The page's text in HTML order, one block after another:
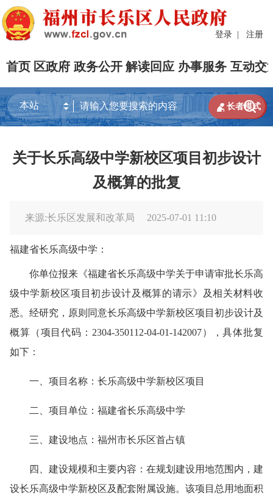
登录 | 注册
首页 区政府 政务公开 解读回应 办事服务 互动交

 长者模式
关于长乐高级中学新校区项目初步设计
及概算的批复
来源:长乐区发展和改革局 2025-07-01 11:10
福建省长乐高级中学 ：
你单位报来《福建省长乐高级中学关于申请审批长乐高
级中学新校区项目初步设计及概算的请示》及相关材料收
悉。经研究，原则 同意长乐高级中学新校区项目 初步设计及
概算（项目代码： 2304-350112-04-01-142007），具体批复
如下：
一、项目名称： 长乐高级中学新校区项目
二、项目单位： 福建省长乐高级中学
三 、建设地点： 福州市长乐区首占镇
四、建设规模和主要内容： 在规划建设用地范围内，建
设长乐高级中学新校区及配套附属设施。该项目总用地面积